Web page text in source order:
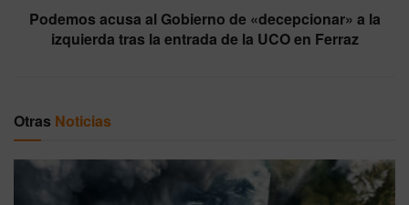
Podemos acusa al Gobierno de «decepcionar» a la
izquierda tras la entrada de la UCO en Ferraz
Otras Noticias